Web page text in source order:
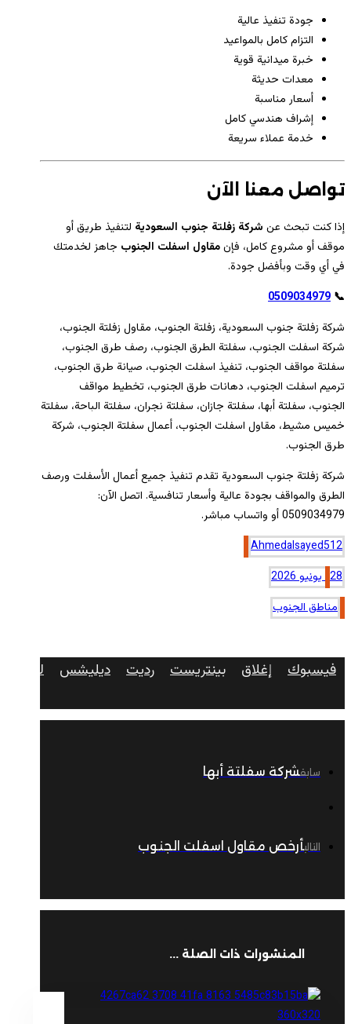
جودة تنفيذ عالية
التزام كامل بالمواعيد
خبرة ميدانية قوية
معدات حديثة
أسعار مناسبة
إشراف هندسي كامل
خدمة عملاء سريعة
تواصل معنا الآن
إذا كنت تبحث عن شركة زفلتة جنوب السعودية لتنفيذ طريق أو
موقف أو مشروع كامل، فإنمقاول اسفلت الجنوب جاهز لخدمتك
في أي وقت وبأفضل جودة.
📞
0509034979
شركة زفلتة جنوب السعودية، زفلتة الجنوب، مقاول زفلتة الجنوب،
شركة اسفلت الجنوب، سفلتة الطرق الجنوب، رصف طرق الجنوب،
سفلتة مواقف الجنوب، تنفيذ اسفلت الجنوب، صيانة طرق الجنوب،
ترميم اسفلت الجنوب، دهانات طرق الجنوب، تخطيط مواقف
الجنوب، سفلتة أبها، سفلتة جازان، سفلتة نجران، سفلتة الباحة، سفلتة
خميس مشيط، مقاول اسفلت الجنوب، أعمال سفلتة الجنوب، شركة
طرق الجنوب.
شركة زفلتة جنوب السعودية تقدم تنفيذ جميع أعمال الأسفلت ورصف
الطرق والمواقف بجودة عالية وأسعار تنافسية. اتصل الآن:
0509034979 أو واتساب مباشر.
Ahmedalsayed512
28 يونيو 2026
مناطق الجنوب
فيسبوك إغلاق بينتريست رديت ديليشس لينكدإن
سابقشركة سفلتة أبها
التاليأرخص مقاول اسفلت الجنوب
المنشورات ذات الصلة ...